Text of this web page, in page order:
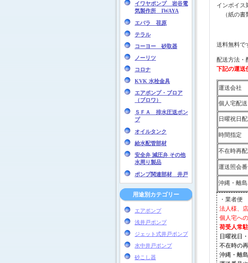
イワヤポンプ 岩谷電
気製作所 IWAYA
エバラ 荏原
テラル
コーヨー 砂取器
ノーリツ
コロナ
KVK 水栓金具
エアポンプ・ブロア
（ブロワ）
ＳＦＡ 排水圧送ポン
プ
オイルタンク
給水配管部材
安全弁 減圧弁 その他
水周り製品
ポンプ関連部材 井戸
用途別カテゴリー
エアポンプ
浅井戸ポンプ
ジェット式井戸ポンプ
水中井戸ポンプ
砂こし器
インボイス
（紙の書
送料無料で
配送方法・
下記の運送
運送会社
個人宅配送
日曜祝日
時間指定
不在時再
運送照会
沖縄・離島
・業者便
法人様、
個人宅へ
荷受人常
日曜祝日
不在時の
沖縄・離